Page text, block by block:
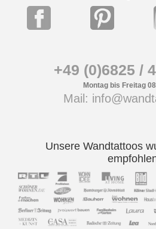
+49 (0)6825 /
Montag bis Freitag
Mail:
Unsere Wandtattoos